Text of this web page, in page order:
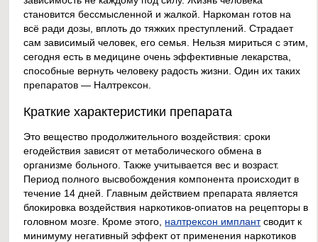
становится бессмысленной и жалкой. Наркоман готов на
всё ради дозы, вплоть до тяжких преступлений. Страдает
сам зависимый человек, его семья. Нельзя мириться с этим,
сегодня есть в медицине очень эффективные лекарства,
способные вернуть человеку радость жизни. Один их таких
препаратов — Налтрексон.
Краткие характеристики препарата
Это вещество продолжительного воздействия: сроки
егодействия зависят от метаболического обмена в
организме больного. Также учитывается вес и возраст.
Период полного высвобождения компонента происходит в
течение 14 дней. Главным действием препарата является
блокировка воздействия наркотиков-опиатов на рецепторы в
головном мозге. Кроме этого, налтрексон имплантсводит к
минимуму негативный эффект от применения наркотиков